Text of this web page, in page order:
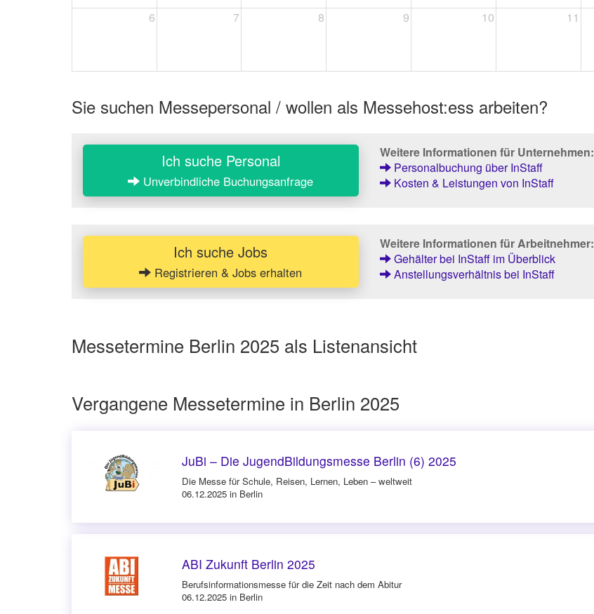
6 7 8 9 10 11
Sie suchen Messepersonal / wollen als Messehost:ess arbeiten?
Ich suche Personal
Unverbindliche Buchungsanfrage
Weitere Informationen für Unternehmen:
Personalbuchung über InStaff
Kosten & Leistungen von InStaff
Ich suche Jobs
Registrieren & Jobs erhalten
Weitere Informationen für Arbeitnehmer:
Gehälter bei InStaff im Überblick
Anstellungsverhältnis bei InStaff
Messetermine Berlin 2025 als Listenansicht
Vergangene Messetermine in Berlin 2025
JuBi – Die JugendBildungsmesse Berlin (6) 2025
Die Messe für Schule, Reisen, Lernen, Leben – weltweit
06.12.2025 in Berlin
ABI Zukunft Berlin 2025
Berufsinforma­tionsmesse für die Zeit nach dem Abitur
06.12.2025 in Berlin